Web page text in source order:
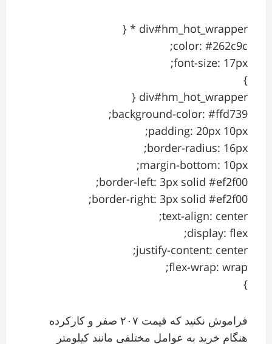
div#hm_hot_wrapper * {
color: #262c9c;
font-size: 17px;
}
div#hm_hot_wrapper {
background-color: #ffd739;
padding: 20px 10px;
border-radius: 16px;
margin-bottom: 10px;
border-left: 3px solid #ef2f00;
border-right: 3px solid #ef2f00;
text-align: center;
display: flex;
justify-content: center;
flex-wrap: wrap;
}
فراموش نکنید که قیمت ۲۰۷ صفر و کارکرده
هنگام خرید به عوامل مختلفی مانند کیلومتر